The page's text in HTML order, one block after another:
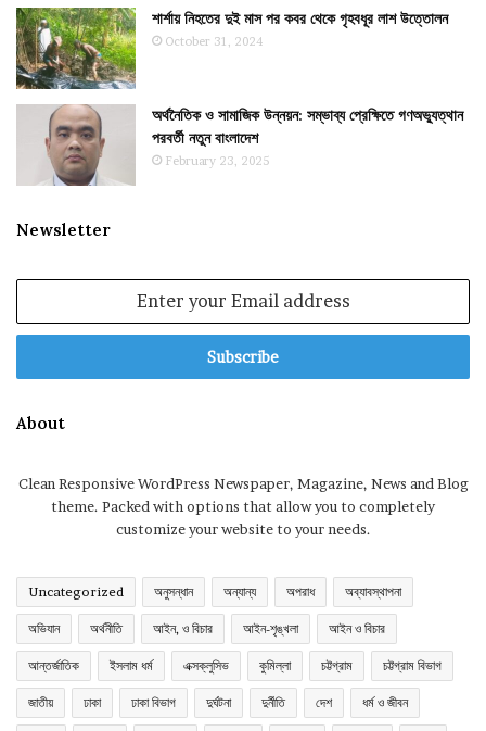
শার্শায় নিহতের দুই মাস পর কবর থেকে গৃহবধূর লাশ উত্তোলন
October 31, 2024
অর্থনৈতিক ও সামাজিক উন্নয়ন: সম্ভাব্য প্রেক্ষিতে গণঅভ্যুত্থান
পরবর্তী নতুন বাংলাদেশ
February 23, 2025
Newsletter
Email
About
Clean Responsive WordPress Newspaper, Magazine, News and Blog
theme. Packed with options that allow you to completely
customize your website to your needs.
Uncategorized অনুসন্ধান অন্যান্য অপরাধ অব্যাবস্থাপনা
অভিযান অর্থনীতি আইন, ও বিচার আইন-শৃঙ্খলা আইন ও বিচার
আন্তর্জাতিক ইসলাম ধর্ম এক্সক্লুসিভ কুমিল্লা চট্টগ্রাম চট্টগ্রাম বিভাগ
জাতীয় ঢাকা ঢাকা বিভাগ দুর্ঘটনা দুর্নীতি দেশ ধর্ম ও জীবন